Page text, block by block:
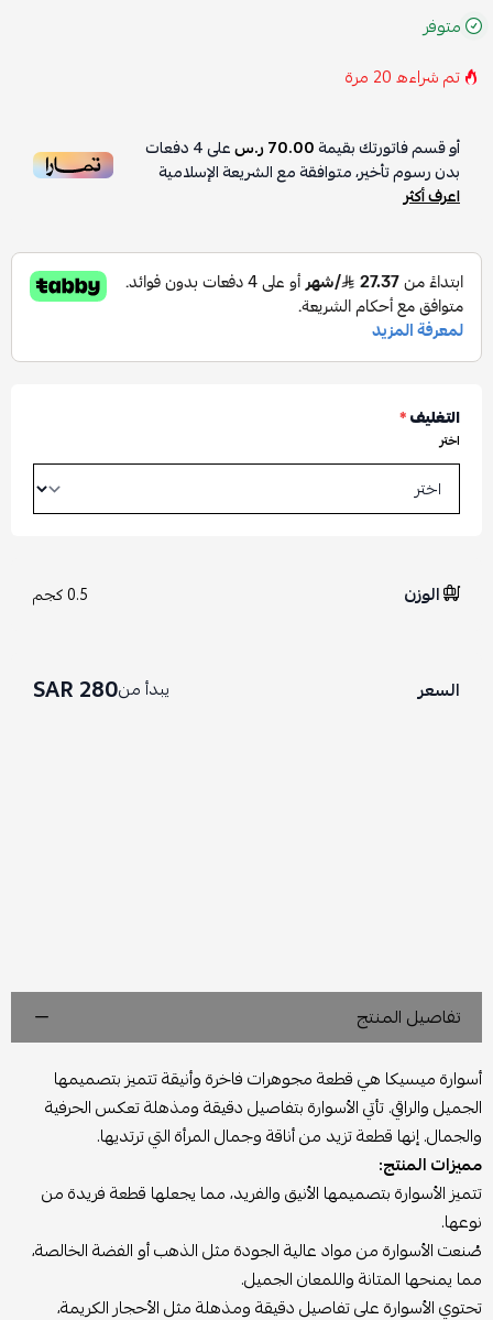
متوفر
تم شراءه20 مرة
أو قسم فاتورتك بقيمة70.00 ر.س على4دفعات
بدون رسوم تأخير، متوافقة مع الشريعة الإسلامية
اعرف أكثر
التغليف*
اختر
الوزن 0.5 كجم
السعر يبدأ من280 SAR
تفاصيل المنتج
أسوارة ميسيكا هي قطعة مجوهرات فاخرة وأنيقة تتميز بتصميمها
الجميل والراقي. تأتي الأسوارة بتفاصيل دقيقة ومذهلة تعكس الحرفية
والجمال. إنها قطعة تزيد من أناقة وجمال المرأة التي ترتديها.
مميزات المنتج:
تتميز الأسوارة بتصميمها الأنيق والفريد، مما يجعلها قطعة فريدة من
نوعها.
صُنعت الأسوارة من مواد عالية الجودة مثل الذهب أو الفضة الخالصة،
مما يمنحها المتانة واللمعان الجميل.
تحتوي الأسوارة على تفاصيل دقيقة ومذهلة مثل الأحجار الكريمة،